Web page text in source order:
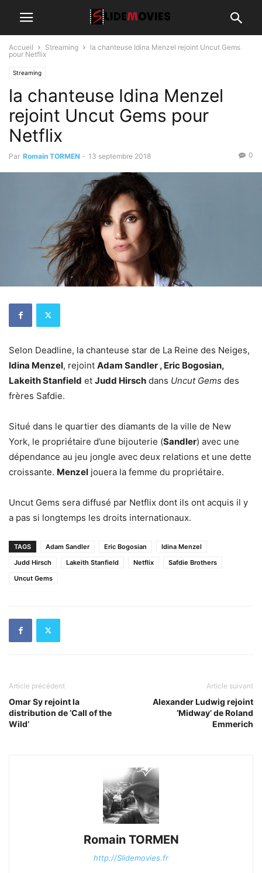
Accueil Streaming
la chanteuse Idina Menzel rejoint Uncut Gems
pour Netflix
Streaming
la chanteuse Idina Menzel
rejoint Uncut Gems pour
Netflix
Par Romain TORMEN - 13 septembre 2018 0
Selon Deadline, la chanteuse star de La Reine des Neiges,
Idina Menzel, rejoint Adam Sandler , Eric Bogosian,
Lakeith Stanfield et Judd Hirsch dans Uncut Gems des
frères Safdie.
Situé dans le quartier des diamants de la ville de New
York, le propriétaire d’une bijouterie (Sandler) avec une
dépendance au jeu jongle avec deux relations et une dette
croissante. Menzel jouera la femme du propriétaire.
Uncut Gems sera diffusé par Netflix dont ils ont acquis il y
a pas si longtemps les droits internationaux.
TAGS Adam Sandler Eric Bogosian
Idina Menzel
Judd Hirsch
Lakeith Stanfield Netflix
Safdie Brothers
Uncut Gems
Article précédent
Omar Sy rejoint la
distribution de ‘Call of the
Wild’
Article suivant
Alexander Ludwig rejoint
‘Midway’ de Roland
Emmerich
Romain TORMEN
http://Slidemovies.fr